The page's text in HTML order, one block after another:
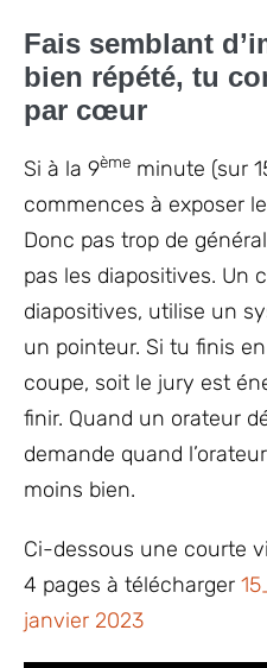
Fais semblant
bien répété, tu
par cœur
Si à la 9ème minute (sur
commences à exposer
Donc pas trop de
pas les diapositives. Un
diapositives, utilise un
un pointeur. Si tu finis
coupe, soit le jury est
finir. Quand un orateur
demande quand
moins bien.
Ci-dessous une courte
4 pages à télécharger
janvier 2023